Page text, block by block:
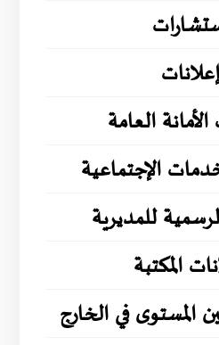
إعلانات
العامة
الإجتماعية
للمديرية
المكتبة
المستوى في الخارج